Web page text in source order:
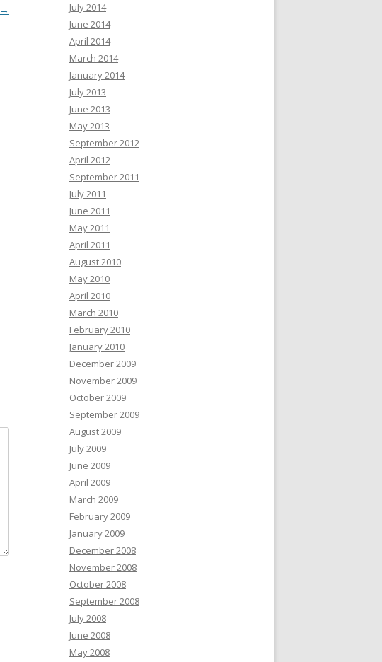
→
July 2014
June 2014
April 2014
March 2014
January 2014
July 2013
June 2013
May 2013
September 2012
April 2012
September 2011
July 2011
June 2011
May 2011
April 2011
August 2010
May 2010
April 2010
March 2010
February 2010
January 2010
December 2009
November 2009
October 2009
September 2009
August 2009
July 2009
June 2009
April 2009
March 2009
February 2009
January 2009
December 2008
November 2008
October 2008
September 2008
July 2008
June 2008
May 2008